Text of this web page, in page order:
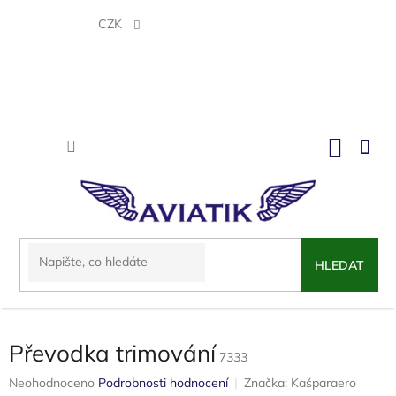
CZK
HLEDAT
Převodka trimování 7333
Průměrné
Neohodnoceno Podrobnosti hodnocení Značka: Kašparaero